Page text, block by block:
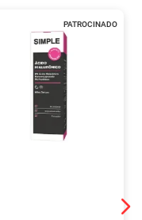
PATROCINADO